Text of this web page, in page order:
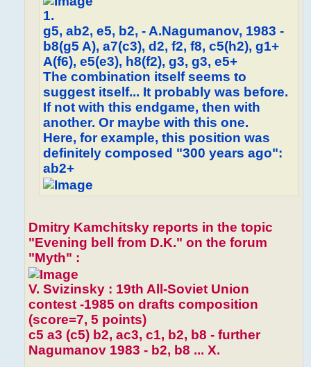
1.
g5, ab2, e5, b2, - A.Nagumanov, 1983 -
b8(g5 A), a7(c3), d2, f2, f8, c5(h2), g1+
A(f6), e5(e3), h8(f2), g3, g3, e5+
The combination itself seems to
suggest itself... It probably was before.
If not with this endgame, then with
another. Or maybe with this one.
Here, for example, this position was
definitely composed "300 years ago":
ab2+
Dmitry Kamchitsky reports in the topic
"Evening bell from D.K." on the forum
"Myth" :
V. Svizinsky : 19th All-Soviet Union
contest -1985 on drafts composition
(score=7, 5 points)
c5 a3 (c5) b2, ac3, c1, b2, b8 - further
Nagumanov 1983 - b2, b8 ... X.